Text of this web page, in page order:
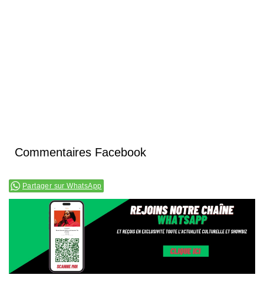
Commentaires Facebook
Partager sur WhatsApp